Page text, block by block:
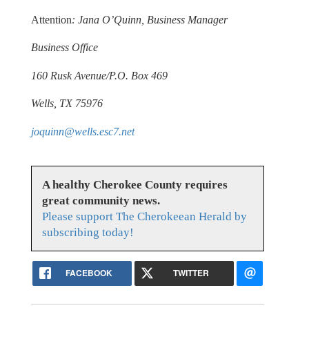
Attention: Jana O’Quinn, Business Manager
Business Office
160 Rusk Avenue/P.O. Box 469
Wells, TX 75976
joquinn@wells.esc7.net
A healthy Cherokee County requires
great community news.
Please support The Cherokeean Herald by
subscribing today!
FACEBOOK TWITTER